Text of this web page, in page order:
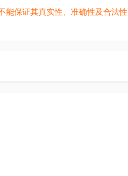
能保证其真实性、准确性及合法